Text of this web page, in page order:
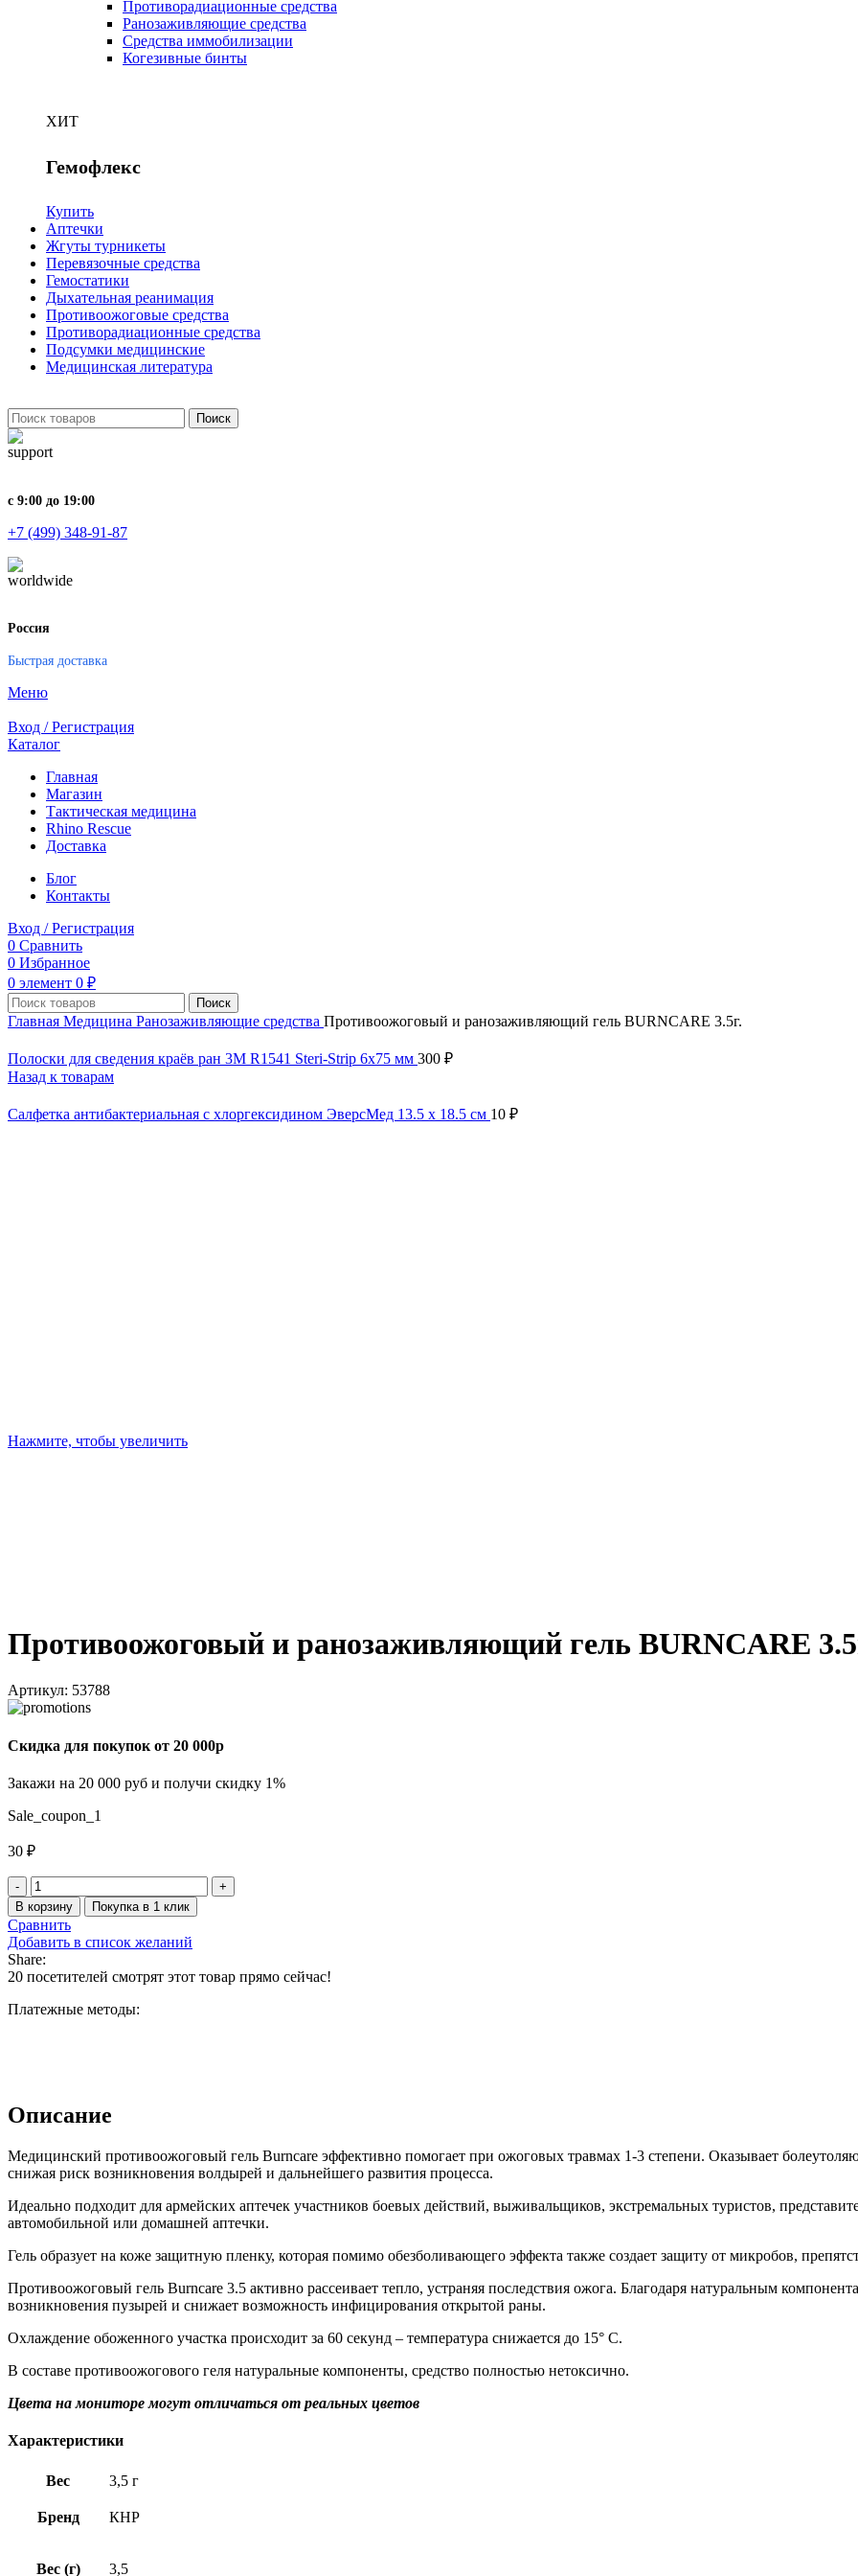
Противорадиационные средства
Ранозаживляющие средства
Средства иммобилизации
Когезивные бинты
ХИТ
Гемофлекс
Купить
Аптечки
Жгуты турникеты
Перевязочные средства
Гемостатики
Дыхательная реанимация
Противоожоговые средства
Противорадиационные средства
Подсумки медицинские
Медицинская литература
Поиск
с 9:00 до 19:00
+7 (499) 348-91-87
Россия
Быстрая доставка
Меню
Вход / Регистрация
Каталог
Главная
Магазин
Тактическая медицина
Rhino Rescue
Доставка
Блог
Контакты
Вход / Регистрация
0 Сравнить
0 Избранное
0 элемент 0 ₽
Поиск
Главная Медицина Ранозаживляющие средства Противоожоговый и ранозаживляющий гель BURNCARE 3.5г.
Полоски для сведения краёв ран 3M R1541 Steri-Strip 6x75 мм 300 ₽
Назад к товарам
Салфетка антибактериальная с хлоргексидином ЭверсМед 13.5 х 18.5 cм 10 ₽
Нажмите, чтобы увеличить
Противоожоговый и ранозаживляющий гель BURNCARE
Артикул: 53788
Скидка для покупок от 20 000р
Закажи на 20 000 руб и получи скидку 1%
Sale_coupon_1
30 ₽
Количество
товара
Противоожоговый
и
ранозаживляющий
гель
BURNCARE
3.5г.
В корзину Покупка в 1 клик
Сравнить
Добавить в список желаний
Share:
20 посетителей смотрят этот товар прямо сейчас!
Платежные методы:
Описание
Медицинский противоожоговый гель Burncare эффективно помогает при ожоговых травмах 1-3 степени. Оказывает
снижая риск возникновения волдырей и дальнейшего развития процесса.
Идеально подходит для армейских аптечек участников боевых действий, выживальщиков, экстремальных туристов,
автомобильной или домашней аптечки.
Гель образует на коже защитную пленку, которая помимо обезболивающего эффекта также создает защиту от микробов,
Противоожоговый гель Burncare 3.5 активно рассеивает тепло, устраняя последствия ожога. Благодаря натуральным
возникновения пузырей и снижает возможность инфицирования открытой раны.
Охлаждение обоженного участка происходит за 60 секунд – температура снижается до 15° C.
В составе противоожогового геля натуральные компоненты, средство полностью нетоксично.
Цвета на мониторе могут отличаться от реальных цветов
Характеристики
Вес 3,5 г
Бренд КНР
Вес (г) 3,5